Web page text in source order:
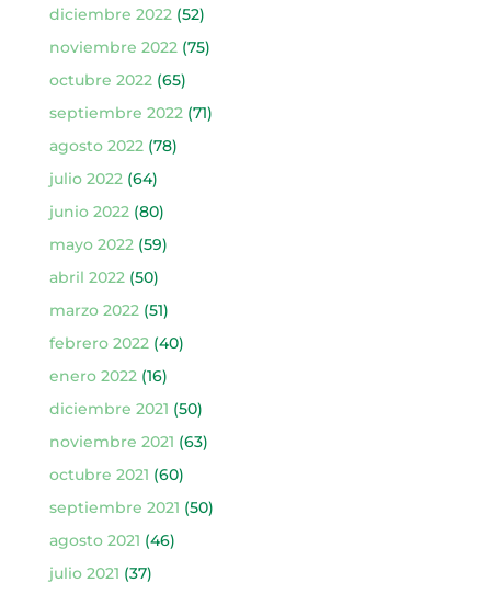
diciembre 2022 (52)
noviembre 2022 (75)
octubre 2022 (65)
septiembre 2022 (71)
agosto 2022 (78)
julio 2022 (64)
junio 2022 (80)
mayo 2022 (59)
abril 2022 (50)
marzo 2022 (51)
febrero 2022 (40)
enero 2022 (16)
diciembre 2021 (50)
noviembre 2021 (63)
octubre 2021 (60)
septiembre 2021 (50)
agosto 2021 (46)
julio 2021 (37)